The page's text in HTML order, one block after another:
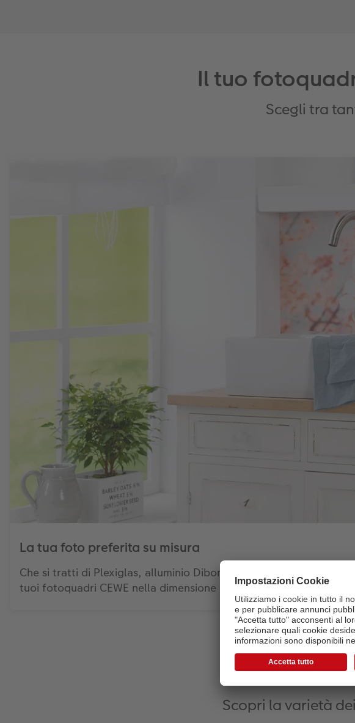
Il tuo
Scegli tra
La tua foto preferita su misura
Che si tratti di Plexiglas, alluminio Dibond, pannello in forex o
tuoi fotoquadri CEWE nella dimensione che desideri.
Scopri la varietà